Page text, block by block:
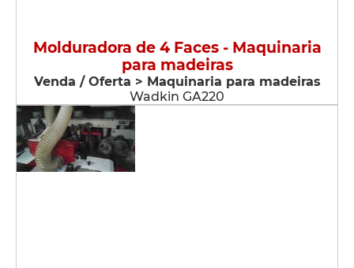
Molduradora de 4 Faces - Maquinaria
para madeiras
Venda / Oferta > Maquinaria para madeiras
Wadkin GA220